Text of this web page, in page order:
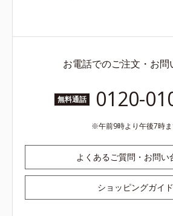
お電話でのご注文・お問
無料通話 0120-
午前9時より午後7時
よくあるご質問・お問い
ショッピングガイド